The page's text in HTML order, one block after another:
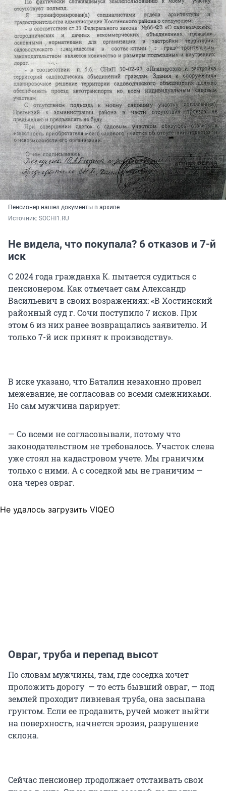
Пенсионер нашел документы в архиве
Источник: SOCHI1.RU
Не видела, что покупала? 6 отказов и 7-й
иск
С 2024 года гражданка К. пытается судиться с
пенсионером. Как отмечает сам Александр
Васильевич в своих возражениях: «В Хостинский
районный суд г. Сочи поступило 7 исков. При
этом 6 из них ранее возвращались заявителю. И
только 7-й иск принят к производству».
В иске указано, что Баталин незаконно провел
межевание, не согласовав со всеми смежниками.
Но сам мужчина парирует:
— Со всеми не согласовывали, потому что
законодательством не требовалось. Участок слева
уже стоял на кадастровом учете. Мы граничим
только с ними. А с соседкой мы не граничим —
она через овраг.
Не удалось загрузить VIQEO
Овраг, труба и перепад высот
По словам мужчины, там, где соседка хочет
проложить дорогу — то есть бывший овраг, — под
землей проходит ливневая труба, она засыпана
грунтом. Если ее продавить, ручей может выйти
на поверхность, начнется эрозия, разрушение
склона.
Сейчас пенсионер продолжает отстаивать свои